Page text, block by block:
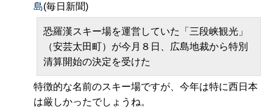
島(毎日新聞)
恐羅漢スキー場を運営していた「三段峡観光」
（安芸太田町）が今月８日、広島地裁から特別
清算開始の決定を受けた
特徴的な名前のスキー場ですが、今年は特に西日本
は厳しかったでしょうね。